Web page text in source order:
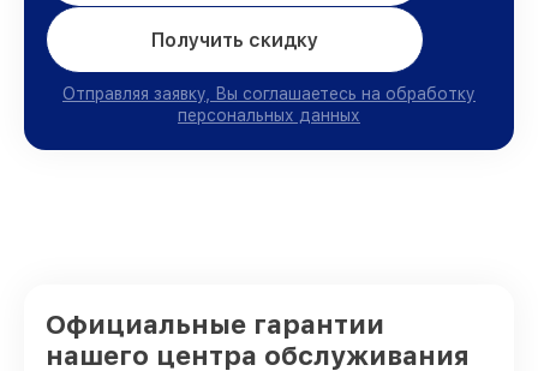
Получить скидку
Отправляя заявку, Вы соглашаетесь на обработку
персональных данных
Официальные гарантии
нашего центра обслуживания